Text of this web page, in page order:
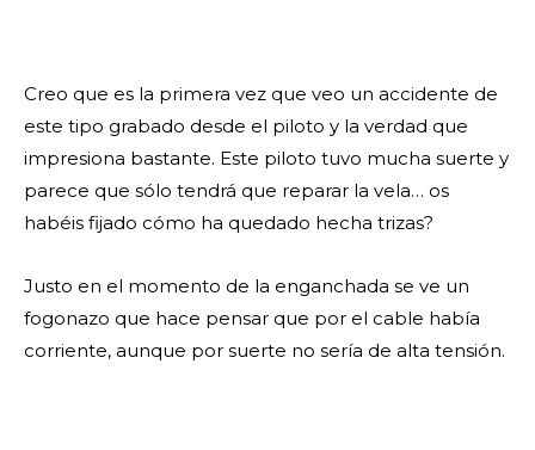
Creo que es la primera vez que veo un accidente de
este tipo grabado desde el piloto y la verdad que
impresiona bastante. Este piloto tuvo mucha suerte y
parece que sólo tendrá que reparar la vela… os
habéis fijado cómo ha quedado hecha trizas?
Justo en el momento de la enganchada se ve un
fogonazo que hace pensar que por el cable había
corriente, aunque por suerte no sería de alta tensión.